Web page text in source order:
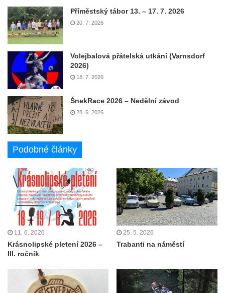
Příměstský tábor 13. – 17. 7. 2026
20. 7. 2026
Volejbalová přátelská utkání (Varnsdorf
2026)
18. 7. 2026
ŠnekRace 2026 – Nedělní závod
28. 6. 2026
Podobné články
11. 6. 2026
Krásnolipské pletení 2026 –
III. ročník
25. 5. 2026
Trabanti na náměstí